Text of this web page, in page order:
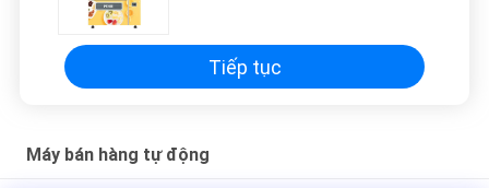
Tiếp tục
Máy bán hàng tự động